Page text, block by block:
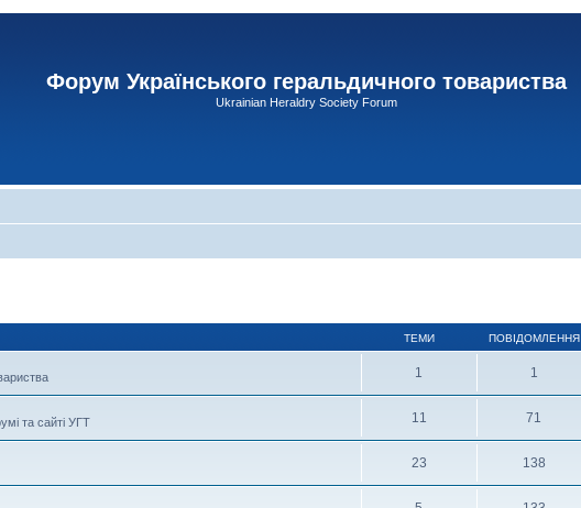
Форум Українського геральдичного товариства
Ukrainian Heraldry Society Forum
ТЕМИ ПОВІДОМЛЕННЯ
1 1
та сайті УГТ 11 71
23 138